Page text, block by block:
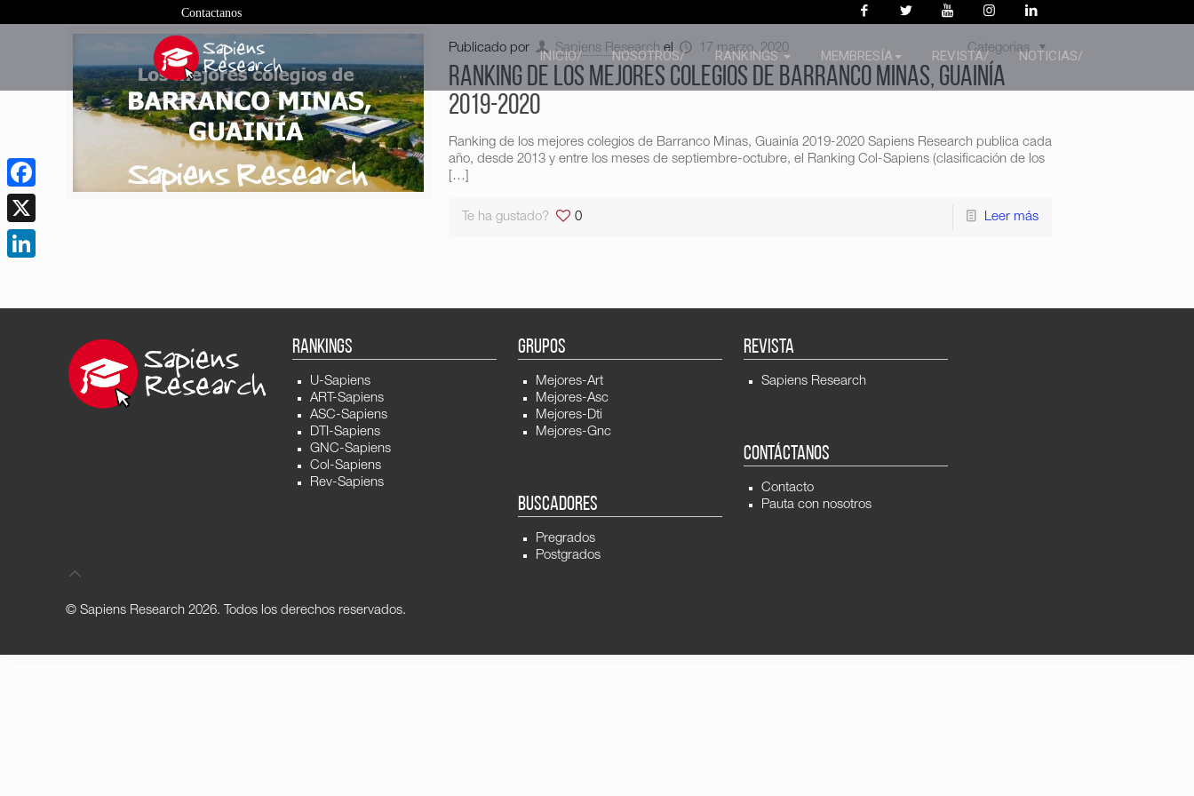
Contactanos
INICIO/ NOSOTROS/ RANKINGS MEMBRESÍA REVISTA/ NOTICIAS/
Publicado por Sapiens Research el 17 marzo, 2020 Categorias
Ranking de los mejores colegios de Barranco Minas, Guainía
2019-2020
Ranking de los mejores colegios de Barranco Minas, Guainía 2019-2020 Sapiens Research publica cada
año, desde 2013 y entre los meses de septiembre-octubre, el Ranking Col-Sapiens (clasificación de los
[…]
Te ha gustado? 0 Leer más
RANKINGS
U-Sapiens
ART-Sapiens
ASC-Sapiens
DTI-Sapiens
GNC-Sapiens
Col-Sapiens
Rev-Sapiens
GRUPOS
Mejores-Art
Mejores-Asc
Mejores-Dti
Mejores-Gnc
BUSCADORES
Pregrados
Postgrados
REVISTA
Sapiens Research
CONTÁCTANOS
Contacto
Pauta con nosotros
© Sapiens Research2026. Todos los derechos reservados.
Facebook
X